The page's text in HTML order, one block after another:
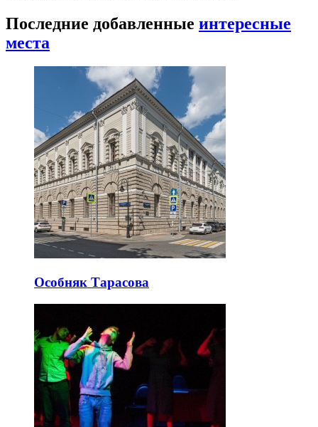
Последние добавленные интересные
места
Особняк Тарасова